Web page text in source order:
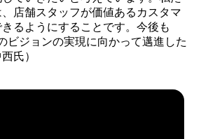
店舗スタッフが価値あるカスタマ
るようにすることです。今後も
ビジョンの実現に向かって邁進した
氏）